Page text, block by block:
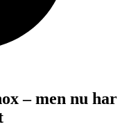
– men nu har